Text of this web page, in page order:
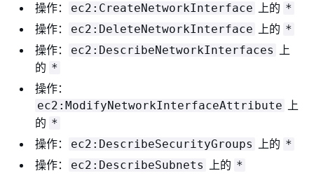
操作： ec2:CreateNetworkInterface 上的 *
操作： ec2:DeleteNetworkInterface 上的 *
操作： ec2:DescribeNetworkInterfaces 上
的 *
操作：
ec2:ModifyNetworkInterfaceAttribute 上
的 *
操作： ec2:DescribeSecurityGroups 上的 *
操作： ec2:DescribeSubnets 上的 *